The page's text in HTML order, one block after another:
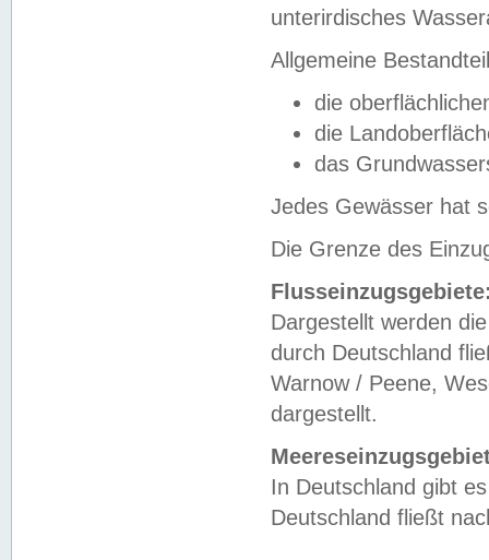
unterirdisches
Allgemeine
die
die
das
Jedes Gewässer hat
Die Grenze des
Dargestellt werden
durch Deutschland
Warnow / Peene,
dargestellt.
In Deutschland gibt
Deutschland fließt